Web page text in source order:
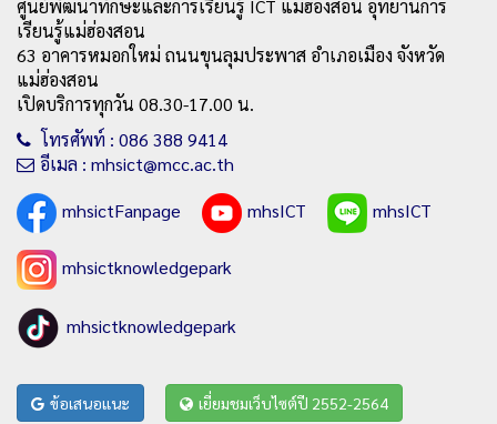
ศูนย์พัฒนาทักษะและการเรียนรู้ ICT แม่ฮ่องสอน อุทยานการ
เรียนรู้แม่ฮ่องสอน
63 อาคารหมอกใหม่ ถนนขุนลุมประพาส อำเภอเมือง จังหวัด
แม่ฮ่องสอน
เปิดบริการทุกวัน 08.30-17.00 น.
โทรศัพท์ : 086 388 9414
อีเมล : mhsict@mcc.ac.th
mhsictFanpage
mhsICT mhsICT
mhsictknowledgepark
mhsictknowledgepark
ข้อเสนอแนะ เยี่ยมชมเว็บไซต์ปี 2552-2564